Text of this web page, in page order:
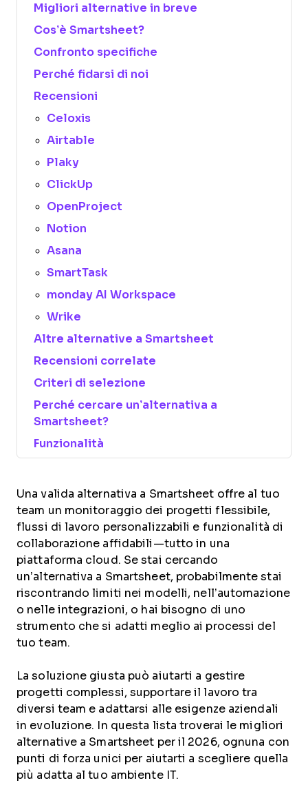
Migliori alternative in breve
Cos’è Smartsheet?
Confronto specifiche
Perché fidarsi di noi
Recensioni
Celoxis
Airtable
Plaky
ClickUp
OpenProject
Notion
Asana
SmartTask
monday AI Workspace
Wrike
Altre alternative a Smartsheet
Recensioni correlate
Criteri di selezione
Perché cercare un’alternativa a
Smartsheet?
Funzionalità
Una valida alternativa a Smartsheet offre al tuo
team un monitoraggio dei progetti flessibile,
flussi di lavoro personalizzabili e funzionalità di
collaborazione affidabili—tutto in una
piattaforma cloud. Se stai cercando
un’alternativa a Smartsheet, probabilmente stai
riscontrando limiti nei modelli, nell’automazione
o nelle integrazioni, o hai bisogno di uno
strumento che si adatti meglio ai processi del
tuo team.
La soluzione giusta può aiutarti a gestire
progetti complessi, supportare il lavoro tra
diversi team e adattarsi alle esigenze aziendali
in evoluzione. In questa lista troverai le migliori
alternative a Smartsheet per il 2026, ognuna con
punti di forza unici per aiutarti a scegliere quella
più adatta al tuo ambiente IT.